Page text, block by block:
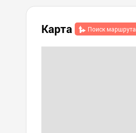
Карта Поиск маршрута